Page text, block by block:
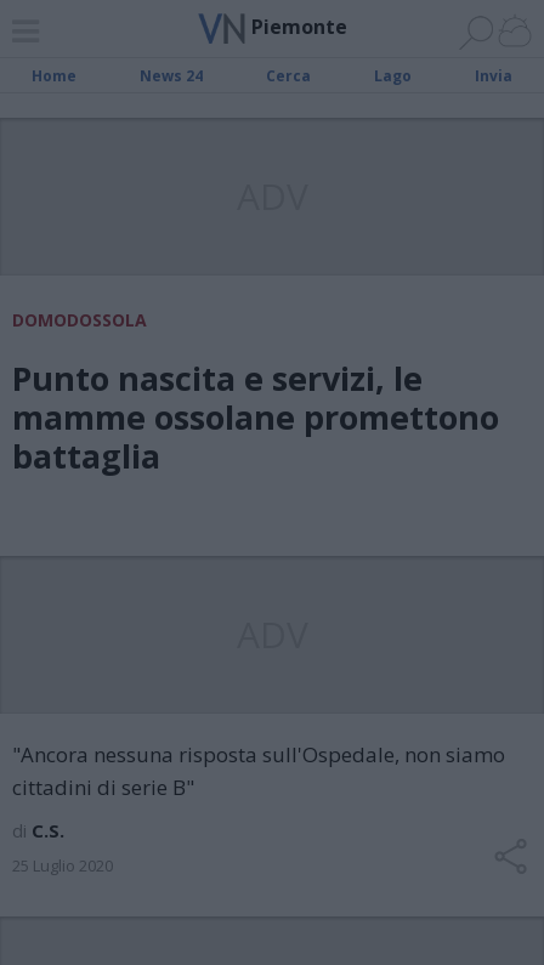
Piemonte
Home News 24 Cerca Lago Invia
DOMODOSSOLA
Punto nascita e servizi, le
mamme ossolane promettono
battaglia
"Ancora nessuna risposta sull'Ospedale, non siamo
cittadini di serie B"
di C.S.
25 Luglio 2020